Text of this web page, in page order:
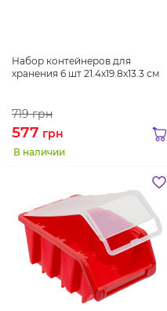
Набор контейнеров для
хранения 6 шт 21.4х19.8х13.3 см
719грн
577 грн
В наличии